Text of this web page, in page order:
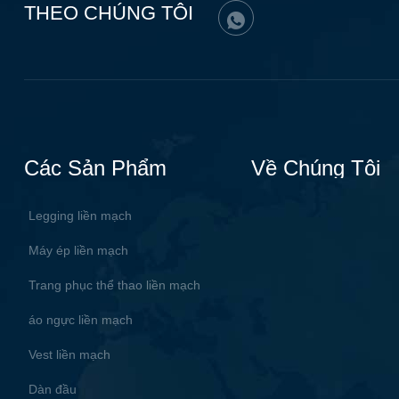
THEO CHÚNG TÔI
Các Sản Phẩm
Legging liền mạch
Máy ép liền mạch
Trang phục thể thao liền mạch
áo ngực liền mạch
Vest liền mạch
Dàn đầu
Về Chúng Tôi